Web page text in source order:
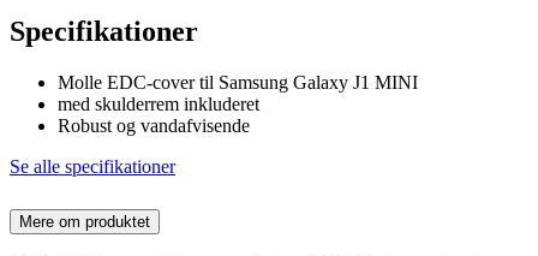
Specifikationer
Molle EDC-cover til Samsung Galaxy J1 MINI
med skulderrem inkluderet
Robust og vandafvisende
Se alle specifikationer
Mere om produktet